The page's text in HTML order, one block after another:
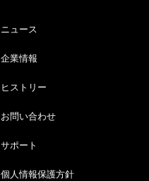
ニュース
企業情報
ヒストリー
お問い合わせ
サポート
個人情報保護方針